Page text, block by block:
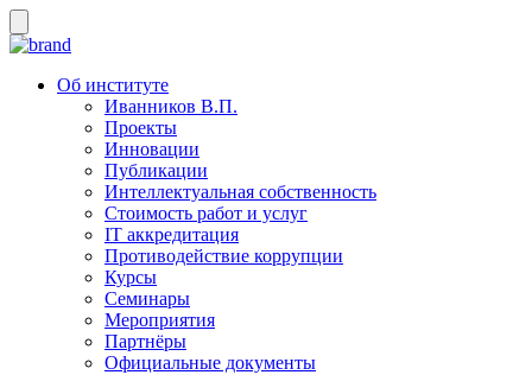
Об институте
Иванников В.П.
Проекты
Инновации
Публикации
Интеллектуальная собственность
Стоимость работ и услуг
IT аккредитация
Противодействие коррупции
Курсы
Семинары
Мероприятия
Партнёры
Официальные документы